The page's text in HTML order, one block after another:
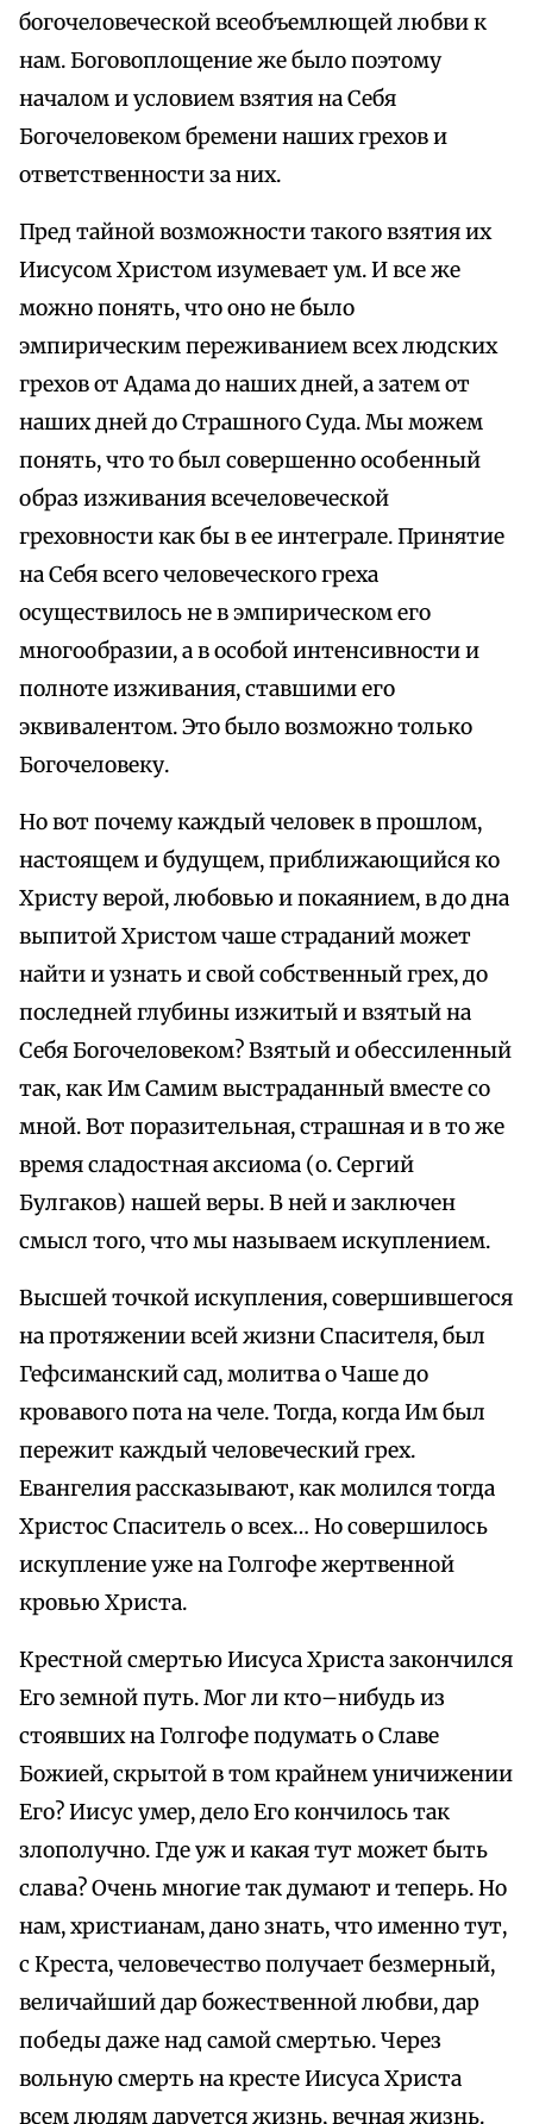
богочеловеческой всеобъемлющей любви к
нам. Боговоплощение же было поэтому
началом и условием взятия на Себя
Богочеловеком бремени наших грехов и
ответственности за них.
Пред тайной возможности такого взятия их
Иисусом Христом изумевает ум. И все же
можно понять, что оно не было
эмпирическим переживанием всех людских
грехов от Адама до наших дней, а затем от
наших дней до Страшного Суда. Мы можем
понять, что то был совершенно особенный
образ изживания всечеловеческой
греховности как бы в ее интеграле. Принятие
на Себя всего человеческого греха
осуществилось не в эмпирическом его
многообразии, а в особой интенсивности и
полноте изживания, ставшими его
эквивалентом. Это было возможно только
Богочеловеку.
Но вот почему каждый человек в прошлом,
настоящем и будущем, приближающийся ко
Христу верой, любовью и покаянием, в до дна
выпитой Христом чаше страданий может
найти и узнать и свой собственный грех, до
последней глубины изжитый и взятый на
Себя Богочеловеком? Взятый и обессиленный
так, как Им Самим выстраданный вместе со
мной. Вот поразительная, страшная и в то же
время сладостная аксиома (о. Сергий
Булгаков) нашей веры. В ней и заключен
смысл того, что мы называем искуплением.
Высшей точкой искупления, совершившегося
на протяжении всей жизни Спасителя, был
Гефсиманский сад, молитва о Чаше до
кровавого пота на челе. Тогда, когда Им был
пережит каждый человеческий грех.
Евангелия рассказывают, как молился тогда
Христос Спаситель о всех… Но совершилось
искупление уже на Голгофе жертвенной
кровью Христа.
Крестной смертью Иисуса Христа закончился
Его земной путь. Мог ли кто–нибудь из
стоявших на Голгофе подумать о Славе
Божией, скрытой в том крайнем уничижении
Его? Иисус умер, дело Его кончилось так
злополучно. Где уж и какая тут может быть
слава? Очень многие так думают и теперь. Но
нам, христианам, дано знать, что именно тут,
с Креста, человечество получает безмерный,
величайший дар божественной любви, дар
победы даже над самой смертью. Через
вольную смерть на кресте Иисуса Христа
всем людям даруется жизнь, вечная жизнь.